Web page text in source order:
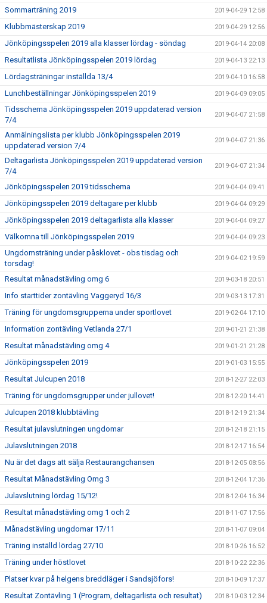
Sommarträning 2019 2019-04-29 12:58
Klubbmästerskap 2019 2019-04-29 12:56
Jönköpingsspelen 2019 alla klasser lördag - söndag 2019-04-14 20:08
Resultatlista Jönköpingsspelen 2019 lördag 2019-04-13 22:13
Lördagsträningar inställda 13/4 2019-04-10 16:58
Lunchbeställningar Jönköpingsspelen 2019 2019-04-09 09:05
Tidsschema Jönköpingsspelen 2019 uppdaterad version
7/4
2019-04-07 21:58
Anmälningslista per klubb Jönköpingsspelen 2019
uppdaterad version 7/4
2019-04-07 21:36
Deltagarlista Jönköpingsspelen 2019 uppdaterad version
7/4
2019-04-07 21:34
Jönköpingsspelen 2019 tidsschema 2019-04-04 09:41
Jönköpingsspelen 2019 deltagare per klubb 2019-04-04 09:29
Jönköpingsspelen 2019 deltagarlista alla klasser 2019-04-04 09:27
Välkomna till Jönköpingsspelen 2019 2019-04-04 09:23
Ungdomsträning under påsklovet - obs tisdag och
torsdag!
2019-04-02 19:59
Resultat månadstävling omg 6 2019-03-18 20:51
Info starttider zontävling Vaggeryd 16/3 2019-03-13 17:31
Träning för ungdomsgrupperna under sportlovet 2019-02-04 17:10
Information zontävling Vetlanda 27/1 2019-01-21 21:38
Resultat månadstävling omg 4 2019-01-21 21:28
Jönköpingsspelen 2019 2019-01-03 15:55
Resultat Julcupen 2018 2018-12-27 22:03
Träning för ungdomsgrupper under jullovet! 2018-12-20 14:41
Julcupen 2018 klubbtävling 2018-12-19 21:34
Resultat julavslutningen ungdomar 2018-12-18 21:15
Julavslutningen 2018 2018-12-17 16:54
Nu är det dags att sälja Restaurangchansen 2018-12-05 08:56
Resultat Månadstävling Omg 3 2018-12-04 17:36
Julavslutning lördag 15/12! 2018-12-04 16:34
Resultat månadstävling omg 1 och 2 2018-11-07 17:56
Månadstävling ungdomar 17/11 2018-11-07 09:04
Träning inställd lördag 27/10 2018-10-26 16:52
Träning under höstlovet 2018-10-22 22:36
Platser kvar på helgens breddläger i Sandsjöfors! 2018-10-09 17:37
Resultat Zontävling 1 (Program, deltagarlista och resultat) 2018-10-03 12:34